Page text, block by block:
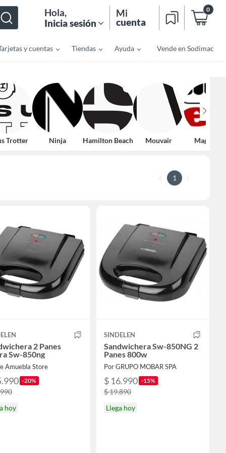
Hola,
Inicia sesión
Mi
cuenta
0
y cuentas Tiendas Ayuda Vende en Sodimac
Trotter Ninja Hamilton Beach Mouvair Magefesa
1
2 Panes
Sw-850ng
Amuebla Store
-20%
hoy
SINDELEN
Sandwichera Sw-850NG 2
Panes 800w
Por GRUPO MOBAR SPA
$ 16.990 -15%
$ 19.890
Llega hoy